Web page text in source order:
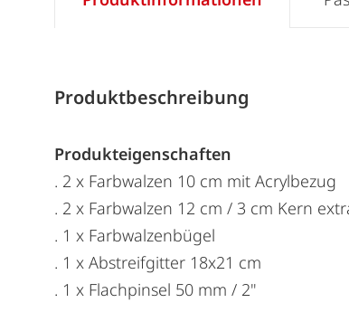
Produktbeschreibung
Produkteigenschaften
. 2 x Farbwalzen 10 cm mit Acrylbezug
. 2 x Farbwalzen 12 cm / 3 cm Kern
. 1 x Farbwalzenbügel
. 1 x Abstreifgitter 18x21 cm
. 1 x Flachpinsel 50 mm / 2"